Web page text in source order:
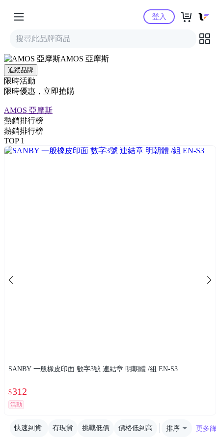
Yahoo購物中心
登入
AMOS 亞摩斯
追蹤品牌
限時活動
限時優惠，立即搶購
AMOS 亞摩斯
熱銷排行榜
熱銷排行榜
TOP 1
SANBY 一般橡皮印面 數字3號 連結章 明朝體 /組 EN-S3
$312
活動
快速到貨 有現貨 挑戰低價 價格低到高 排序 更多篩